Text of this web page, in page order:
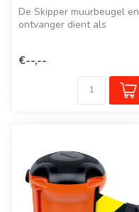
De Skipper muurbeugel en
ontvanger dient als
€--,--